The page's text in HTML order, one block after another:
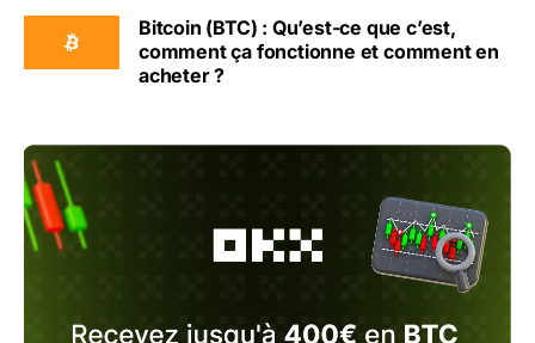
Bitcoin (BTC) : Qu’est-ce que c’est,
comment ça fonctionne et comment en
acheter ?